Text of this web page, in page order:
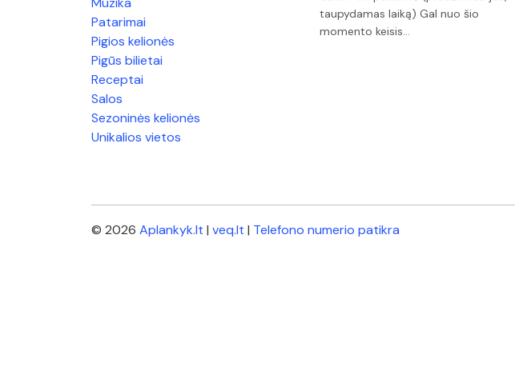
Patarimai
Pigios kelionės
Pigūs bilietai
Receptai
Salos
Sezoninės kelionės
Unikalios vietos
taupydamas laiką) Gal nuo šio
momento keisis…
© 2026 Aplankyk.lt | veq.lt | Telefono numerio patikra